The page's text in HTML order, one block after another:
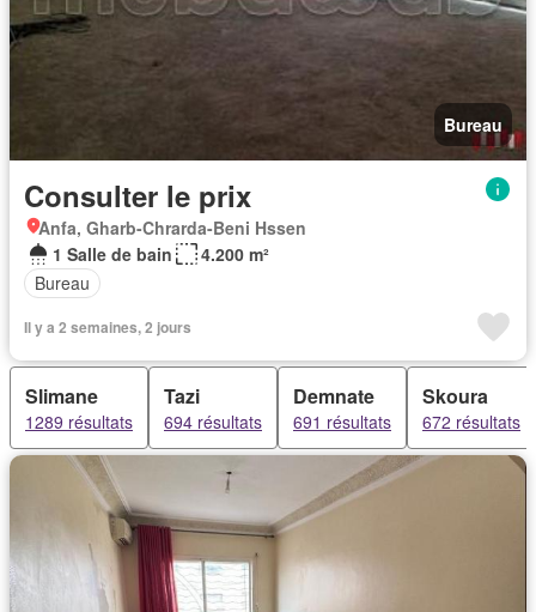
Bureau
Consulter le prix
Anfa, Gharb-Chrarda-Beni Hssen
1 Salle de bain
4.200 m²
Bureau
Il y a 2 semaines, 2 jours
Slimane
1289 résultats
Tazi
694 résultats
Demnate
691 résultats
Skoura
672 résultats